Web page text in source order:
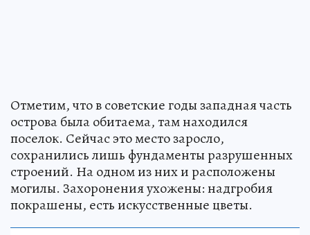
Отметим, что в советские годы западная часть
острова была обитаема, там находился
поселок. Сейчас это место заросло,
сохранились лишь фундаменты разрушенных
строений. На одном из них и расположены
могилы. Захоронения ухожены: надгробия
покрашены, есть искусственные цветы.